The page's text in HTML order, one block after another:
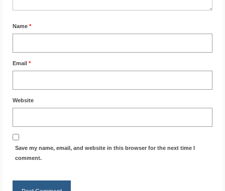
Name *
Email *
Website
Save my name, email, and website in this browser for the next time I
comment.